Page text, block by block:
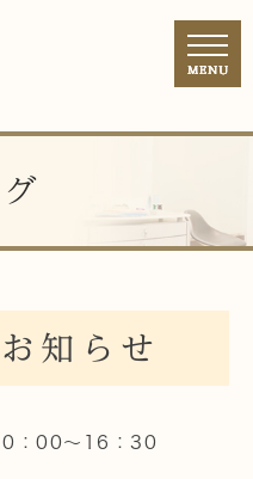
知らせ
：00～16：30